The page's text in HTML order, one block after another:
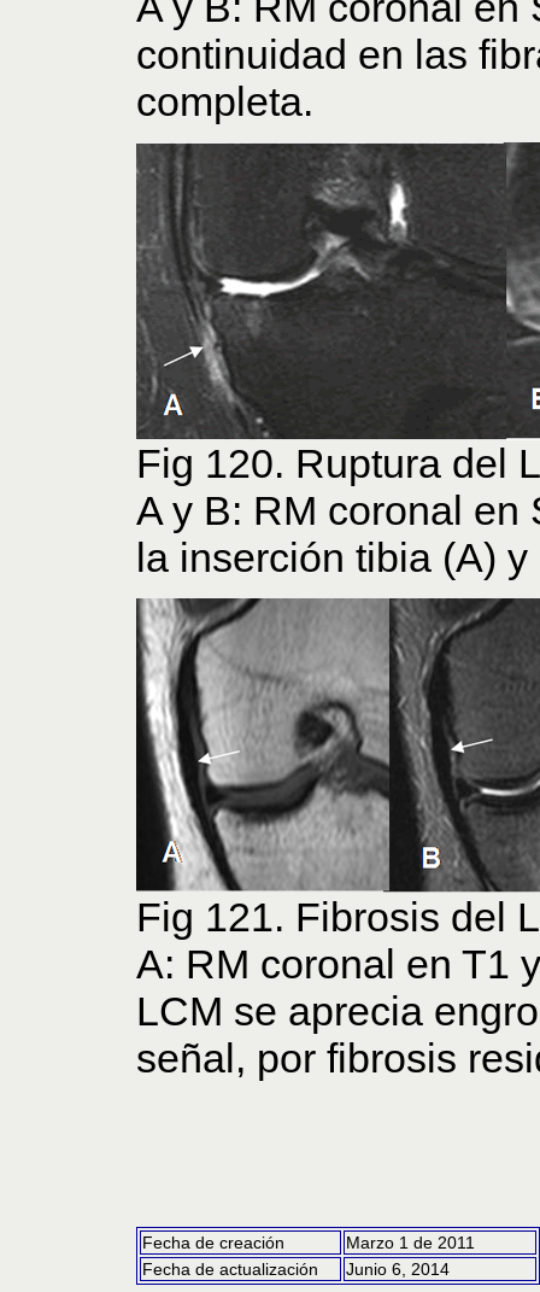
continuidad en las
completa.
Fig 120. Ruptura del
A y B: RM coronal en
la inserción tibia (A)
Fig 121. Fibrosis del
A: RM coronal en T1
LCM se aprecia
señal, por fibrosis
Fecha de creación
Marzo 1 de 2011
Fecha de actualización
Junio 6, 2014